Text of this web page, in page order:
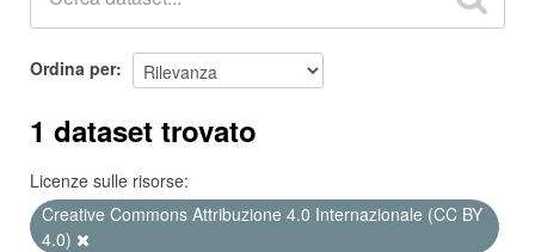
Ordina per
1 dataset trovato
Licenze sulle risorse:
Creative Commons Attribuzione 4.0 Internazionale (CC BY
4.0)